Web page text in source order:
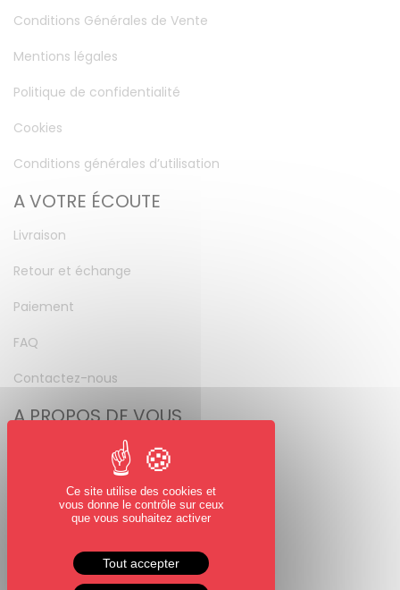
Conditions Générales de Vente
Mentions légales
Politique de confidentialité
Cookies
Conditions générales d’utilisation
A VOTRE ÉCOUTE
Livraison
Retour et échange
Paiement
FAQ
Contactez-nous
A PROPOS DE VOUS
Mot de passe perdu
NOUS SUIVRE
Facebook
Ce site utilise des cookies et
vous donne le contrôle sur ceux
que vous souhaitez activer
Tout accepter